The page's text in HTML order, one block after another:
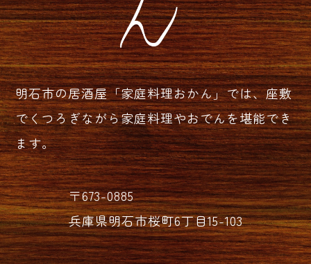
明石市の居酒屋「家庭料理おかん」では、座敷
でくつろぎながら家庭料理やおでんを堪能でき
ます。
〒673-0885
兵庫県明石市桜町6丁目15-103